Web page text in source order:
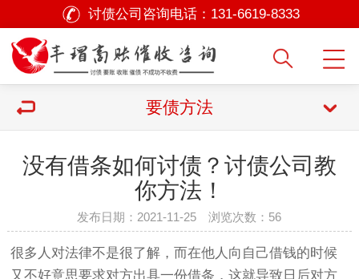
讨债公司咨询电话： 131-6619-8333
要债方法
没有借条如何讨债？讨债公司教
你方法！
发布日期：2021-11-25 浏览次数： 56
很多人对法律不是很了解，而在他人向自己借钱的时候
又不好意思要求对方出具一份借条，这就导致日后对方